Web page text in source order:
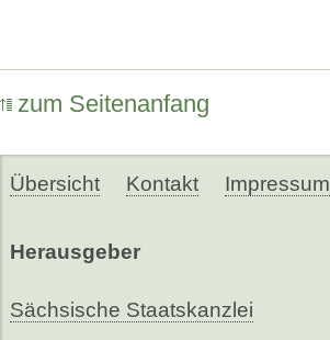
zum Seitenanfang
Übersicht Kontakt Impressum
Herausgeber
Sächsische Staatskanzlei